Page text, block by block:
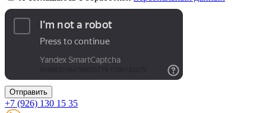
Отправить
+7 (926) 130 15 35